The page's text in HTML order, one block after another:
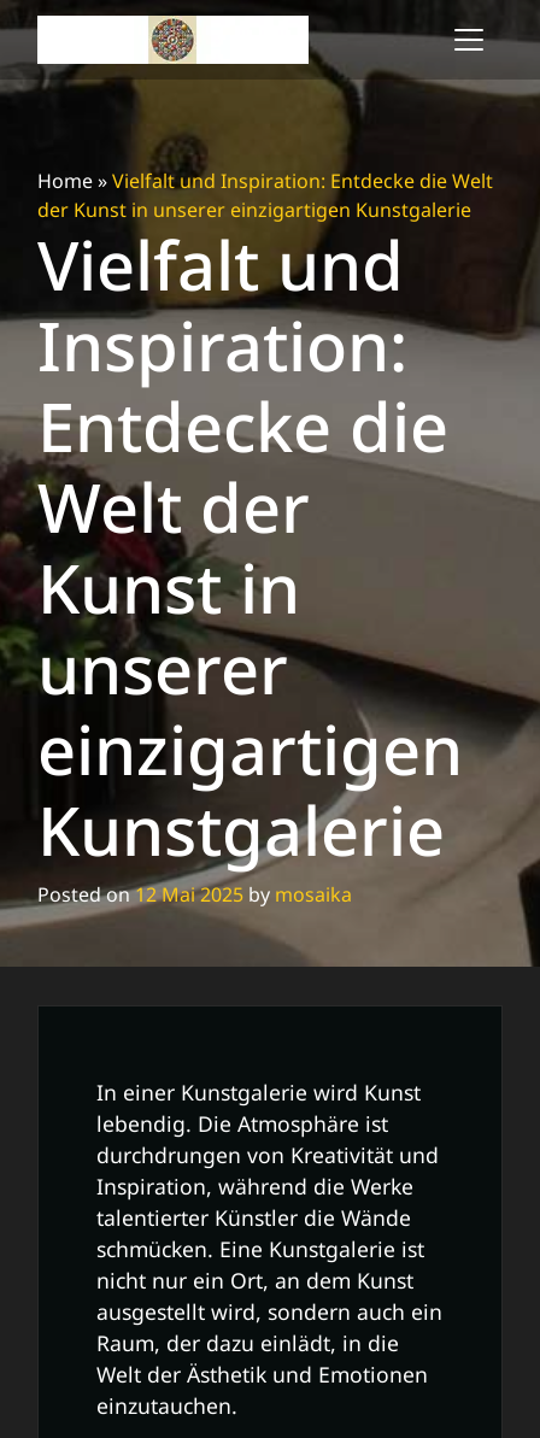
Skip
content
Home»Vielfalt und Inspiration: Entdecke die Welt
der Kunst in unserer einzigartigen Kunstgalerie
Vielfalt und
Inspiration:
Entdecke die
Welt der
Kunst in
unserer
einzigartigen
Kunstgalerie
Posted on12 Mai 2025 by mosaika
In einer Kunstgalerie wird Kunst
lebendig. Die Atmosphäre ist
durchdrungen von Kreativität und
Inspiration, während die Werke
talentierter Künstler die Wände
schmücken. Eine Kunstgalerie ist
nicht nur ein Ort, an dem Kunst
ausgestellt wird, sondern auch ein
Raum, der dazu einlädt, in die
Welt der Ästhetik und Emotionen
einzutauchen.